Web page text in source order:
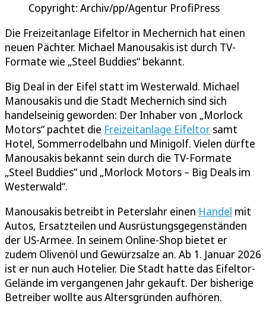
Copyright: Archiv/pp/Agentur ProfiPress
Die Freizeitanlage Eifeltor in Mechernich hat einen
neuen Pächter. Michael Manousakis ist durch TV-
Formate wie „Steel Buddies“ bekannt.
Big Deal in der Eifel statt im Westerwald. Michael
Manousakis und die Stadt Mechernich sind sich
handelseinig geworden: Der Inhaber von „Morlock
Motors“ pachtet die Freizeitanlage Eifeltor samt
Hotel, Sommerrodelbahn und Minigolf. Vielen dürfte
Manousakis bekannt sein durch die TV-Formate
„Steel Buddies“ und „Morlock Motors – Big Deals im
Westerwald“.
Manousakis betreibt in Peterslahr einen Handel mit
Autos, Ersatzteilen und Ausrüstungsgegenständen
der US-Armee. In seinem Online-Shop bietet er
zudem Olivenöl und Gewürzsalze an. Ab 1. Januar 2026
ist er nun auch Hotelier. Die Stadt hatte das Eifeltor-
Gelände im vergangenen Jahr gekauft. Der bisherige
Betreiber wollte aus Altersgründen aufhören.